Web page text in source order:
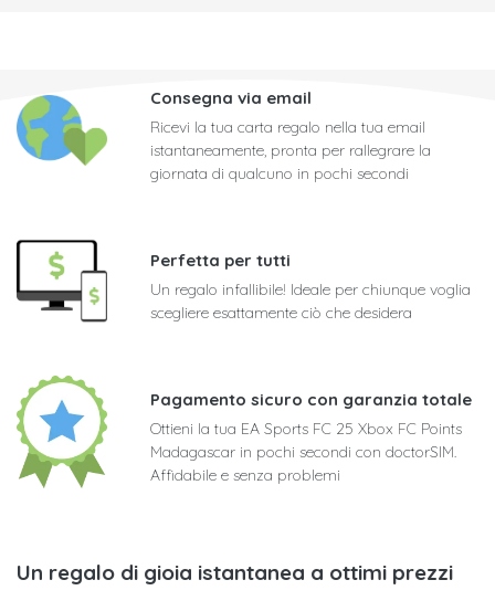
Consegna via email
Ricevi la tua carta regalo nella tua email
istantaneamente, pronta per rallegrare la
giornata di qualcuno in pochi secondi
Perfetta per tutti
Un regalo infallibile! Ideale per chiunque voglia
scegliere esattamente ciò che desidera
Pagamento sicuro con garanzia totale
Ottieni la tua EA Sports FC 25 Xbox FC Points
Madagascar in pochi secondi con doctorSIM.
Affidabile e senza problemi
Un regalo di gioia istantanea a ottimi prezzi